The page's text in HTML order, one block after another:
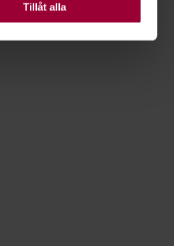
Tillåt alla